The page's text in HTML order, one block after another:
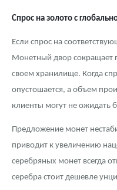
Спрос на золото с
Если спрос на
Монетный двор сокращает
своем хранилище. Когда
опустошается, а объем
клиенты могут не ожидать
Предложение монет
приводит к увеличению
серебряных монет всегда
серебра стоит дешевле